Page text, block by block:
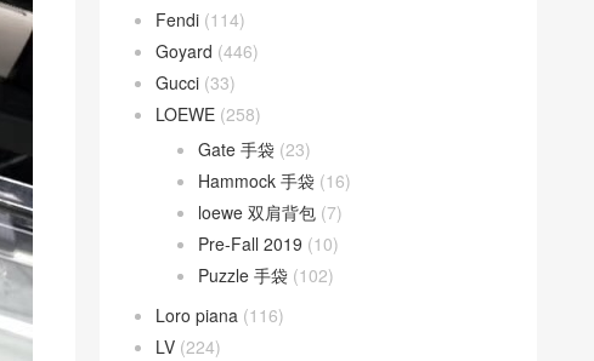
Fendi (114)
Goyard (446)
Gucci (33)
LOEWE (258)
Gate 手袋 (23)
Hammock 手袋 (16)
loewe 双肩背包 (7)
Pre-Fall 2019 (10)
Puzzle 手袋 (102)
Loro piana (116)
LV (224)